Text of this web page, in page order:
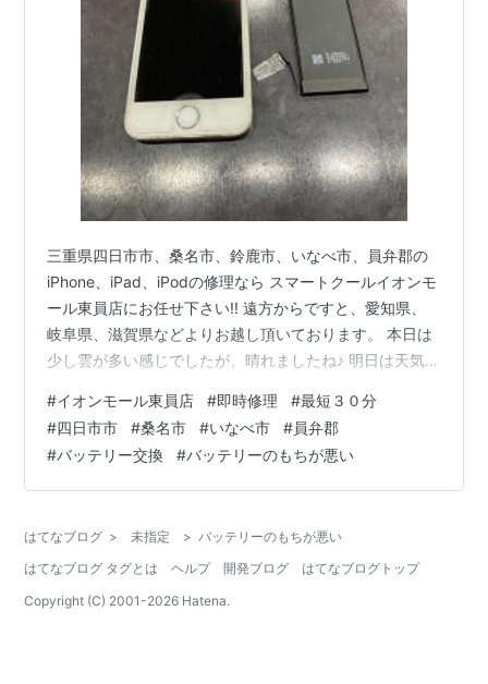
三重県四日市市、桑名市、鈴鹿市、いなべ市、員弁郡の
iPhone、iPad、iPodの修理なら スマートクールイオンモ
ール東員店にお任せ下さい!! 遠方からですと、愛知県、
岐阜県、滋賀県などよりお越し頂いております。 本日は
少し雲が多い感じでしたが、晴れましたね♪ 明日は天気が
たいですね… 冷え込みや乾燥のせいで風邪をひきやすい
ので、気を付けましょう!! 修理内容、料金についてはコ
チラをご覧ください!! ＊＊＊＊＊＊＊＊＊＊＊＊＊＊＊
＊＊＊＊＊＊＊＊＊＊＊＊＊ 今回は、アイフォーンSEの
#イオンモール東員店 #即時修理 #最短３０分
#四日市市 #桑名市 #いなべ市 #員弁郡
#バッテリー交換 #バッテリーのもちが悪い
はてなブログ > 未指定 > バッテリーのもちが悪い
はてなブログ タグとは
ヘルプ 開発ブログ
はてなブログトップ
Copyright (C) 2001-2026 Hatena.